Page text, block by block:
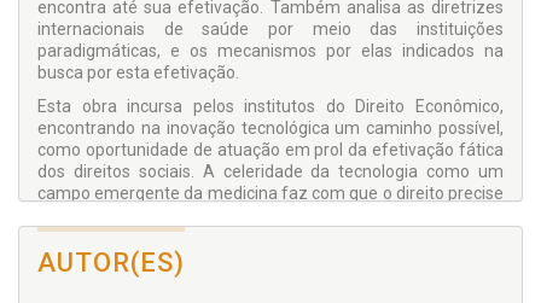
encontra até sua efetivação. Também analisa as diretrizes
internacionais de saúde por meio das instituições
paradigmáticas, e os mecanismos por elas indicados na
busca por esta efetivação.
Esta obra incursa pelos institutos do Direito Econômico,
encontrando na inovação tecnológica um caminho possível,
como oportunidade de atuação em prol da efetivação fática
dos direitos sociais. A celeridade da tecnologia como um
campo emergente da medicina faz com que o direito precise
ações à luz da ética.
As instituições paradigmáticas internacionais como a
AUTOR(ES)